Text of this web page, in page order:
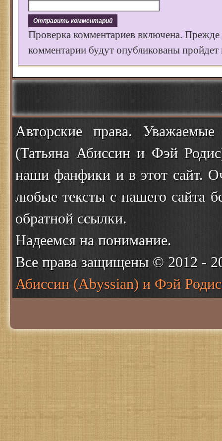
Проверка комментариев включена.
комментарии будут опубликованы пройдет
Авторские права.
(Татьяна Абиссин и Фэй
наши фанфики и в этот сайт.
любые тексты с нашего сайта
обратной ссылки.
Надеемся на понимание.
Все права защищены © 2012 -
Абиссин (Abyssian) и Фэй